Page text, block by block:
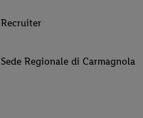
Recruiter
Sede Regionale di Carmagnola